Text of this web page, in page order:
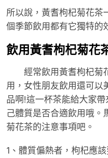
所以說，黃耆枸杞菊花茶
個季節飲用都有它獨特的
飲用黃耆枸杞菊花
經常飲用黃耆枸杞菊
用，女性朋友飲用還可以
品啊!這一杯茶能給大家
己體質是否合適飲用哦。
菊花茶的注意事項吧。
1、體質偏熱者，枸杞應